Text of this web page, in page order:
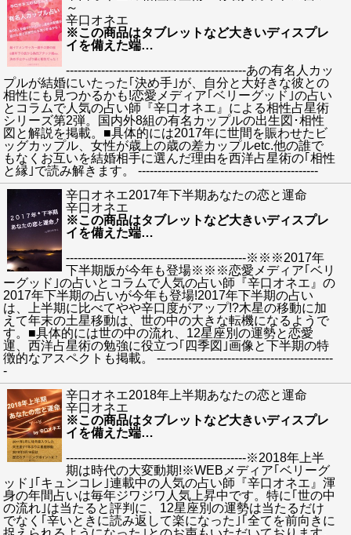
～
辛口オネエ
※この商品はタブレットなど大きいディスプレ
イを備えた端…
----------------------------------------------あの有名人カッ
プルが結婚にいたった｢決め手｣が、自分と大好きな彼との
相性にも見つかるかも!恋愛メディア｢ベリーグッド｣の占い
とコラムで人気の占い師『辛口オネエ』による相性占星術
シリーズ第2弾。国内外8組の有名カップルの出生図･相性
図と解説を掲載。■具体的には2017年に世間を賑わせたビ
ッグカップル、女性が歳上の歳の差カップルetc.他の誰で
もなくお互いを結婚相手に選んだ理由を西洋占星術の｢相性
と縁｣で読み解きます。 ----------------------------------------------
辛口オネエ2017年下半期あなたの恋と運命
辛口オネエ
※この商品はタブレットなど大きいディスプレ
イを備えた端…
----------------------------------------------※※※2017年
下半期版が今年も登場※※※恋愛メディア｢ベリ
ーグッド｣の占いとコラムで人気の占い師『辛口オネエ』の
2017年下半期の占いが今年も登場!2017年下半期の占い
は、上半期に比べてやや辛口度がアップ!?木星の移動に加
えて年末の土星移動は、世の中の大きな転機になるようで
す。■具体的には世の中の流れ、12星座別の運勢と恋愛
運、西洋占星術の勉強に役立つ｢四季図｣画像と下半期の特
徴的なアスペクトも掲載。 ---------------------------------------------
-
辛口オネエ2018年上半期あなたの恋と運命
辛口オネエ
※この商品はタブレットなど大きいディスプレ
イを備えた端…
----------------------------------------------※2018年上半
期は時代の大変動期!※WEBメディア｢ベリーグ
ッド｣｢キュンコレ｣連載中の人気の占い師『辛口オネエ』渾
身の年間占いは毎年ジワジワ人気上昇中です。特に｢世の中
の流れ｣は当たると評判に、12星座別の運勢は当たるだけ
でなく｢辛いときに読み返して楽になった｣｢全てを前向きに